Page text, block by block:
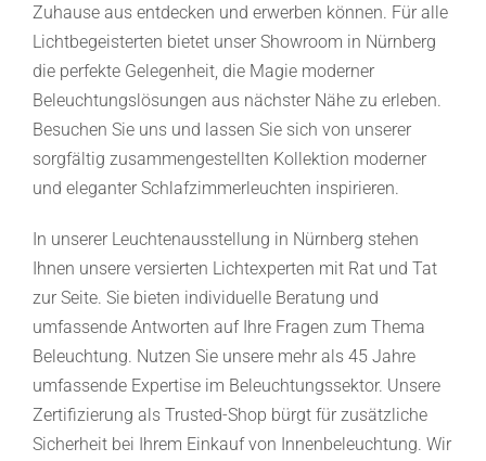
Zuhause aus entdecken und erwerben können. Für alle
Lichtbegeisterten bietet unser Showroom in Nürnberg
die perfekte Gelegenheit, die Magie moderner
Beleuchtungslösungen aus nächster Nähe zu erleben.
Besuchen Sie uns und lassen Sie sich von unserer
sorgfältig zusammengestellten Kollektion moderner
und eleganter Schlafzimmerleuchten inspirieren.
In unserer Leuchtenausstellung in Nürnberg stehen
Ihnen unsere versierten Lichtexperten mit Rat und Tat
zur Seite. Sie bieten individuelle Beratung und
umfassende Antworten auf Ihre Fragen zum Thema
Beleuchtung. Nutzen Sie unsere mehr als 45 Jahre
umfassende Expertise im Beleuchtungssektor. Unsere
Zertifizierung als Trusted-Shop bürgt für zusätzliche
Sicherheit bei Ihrem Einkauf von Innenbeleuchtung. Wir